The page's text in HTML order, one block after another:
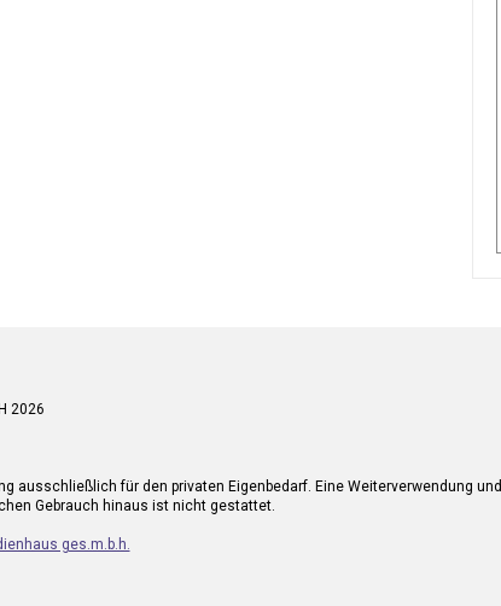
2026
ausschließlich für den privaten Eigenbedarf. Eine Weiterverwendung und
Gebrauch hinaus ist nicht gestattet.
ges.m.b.h.